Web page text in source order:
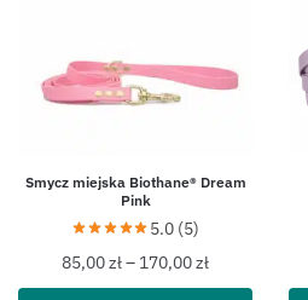
Smycz miejska Biothane® Dream
Pink
5.0 (5)
85,00zł– 170,00zł